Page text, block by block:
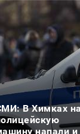
В Химках
напали и